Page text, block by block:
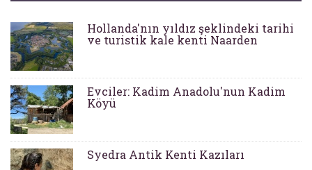
Hollanda'nın yıldız şeklindeki tarihi
ve turistik kale kenti Naarden
Evciler: Kadim Anadolu'nun Kadim
Köyü
Syedra Antik Kenti Kazıları